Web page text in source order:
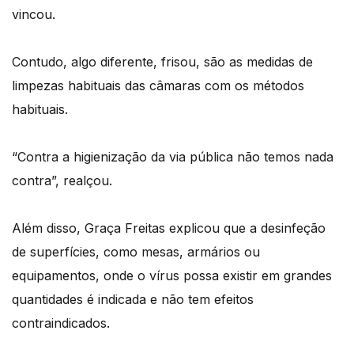
vincou.
Contudo, algo diferente, frisou, são as medidas de
limpezas habituais das câmaras com os métodos
habituais.
“Contra a higienização da via pública não temos nada
contra”, realçou.
Além disso, Graça Freitas explicou que a desinfeção
de superfícies, como mesas, armários ou
equipamentos, onde o vírus possa existir em grandes
quantidades é indicada e não tem efeitos
contraindicados.